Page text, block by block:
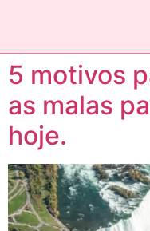
5 motivos
as malas
hoje.